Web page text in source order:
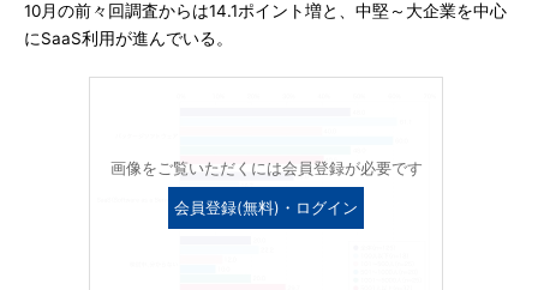
10月の前々回調査からは14.1ポイント増と、中堅～大企業を中心
にSaaS利用が進んでいる。
画像をご覧いただくには会員登録が必要です
会員登録(無料)・ログイン